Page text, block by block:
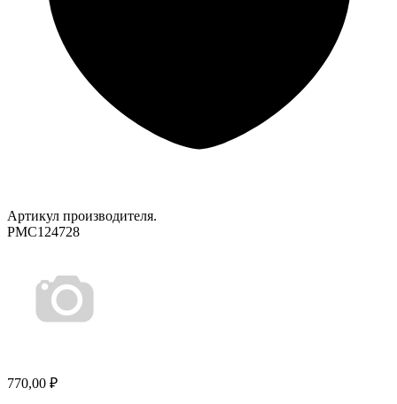
Артикул производителя.
PMC124728
770,00 ₽